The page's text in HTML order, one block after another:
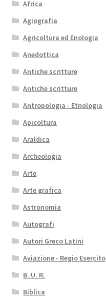
Africa
Agiografia
Agricoltura ed Enologia
Anedottica
Antiche scritture
Antiche scritture
Antropologia - Etnologia
Apicoltura
Araldica
Archeologia
Arte
Arte grafica
Astronomia
Autografi
Autori Greco Latini
Aviazione - Regio Esercito
B. U. R.
Biblica